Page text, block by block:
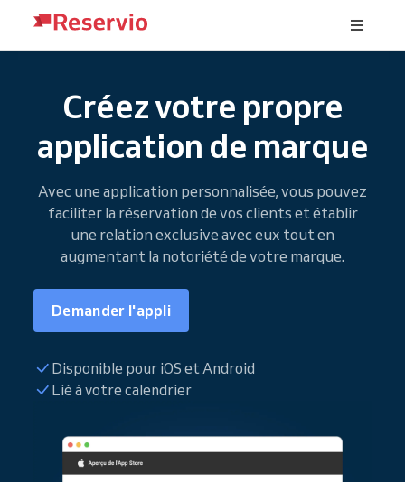
Créez votre propre
application de marque
Avec une application personnalisée, vous pouvez
faciliter la réservation de vos clients et établir
une relation exclusive avec eux tout en
augmentant la notoriété de votre marque.
Demander l'appli
Disponible pour iOS et Android
Lié à votre calendrier